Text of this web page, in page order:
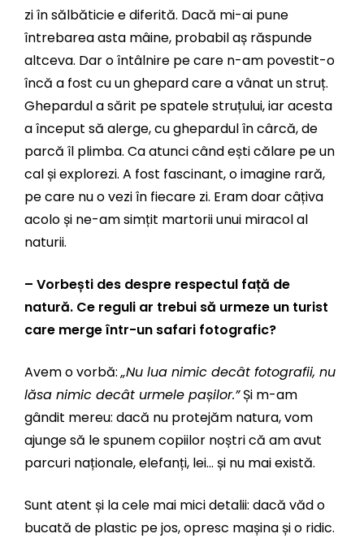
zi în sălbăticie e diferită. Dacă mi-ai pune
întrebarea asta mâine, probabil aș răspunde
altceva. Dar o întâlnire pe care n-am povestit-o
încă a fost cu un ghepard care a vânat un struț.
Ghepardul a sărit pe spatele struțului, iar acesta
a început să alerge, cu ghepardul în cârcă, de
parcă îl plimba. Ca atunci când ești călare pe un
cal și explorezi. A fost fascinant, o imagine rară,
pe care nu o vezi în fiecare zi. Eram doar câțiva
acolo și ne-am simțit martorii unui miracol al
naturii.
– Vorbești des despre respectul față de
natură. Ce reguli ar trebui să urmeze un turist
care merge într-un safari fotografic?
Avem o vorbă:„Nu lua nimic decât fotografii, nu
lăsa nimic decât urmele pașilor.”Și m-am
gândit mereu: dacă nu protejăm natura, vom
ajunge să le spunem copiilor noștri că am avut
parcuri naționale, elefanți, lei… și nu mai există.
Sunt atent și la cele mai mici detalii: dacă văd o
bucată de plastic pe jos, opresc mașina și o ridic.